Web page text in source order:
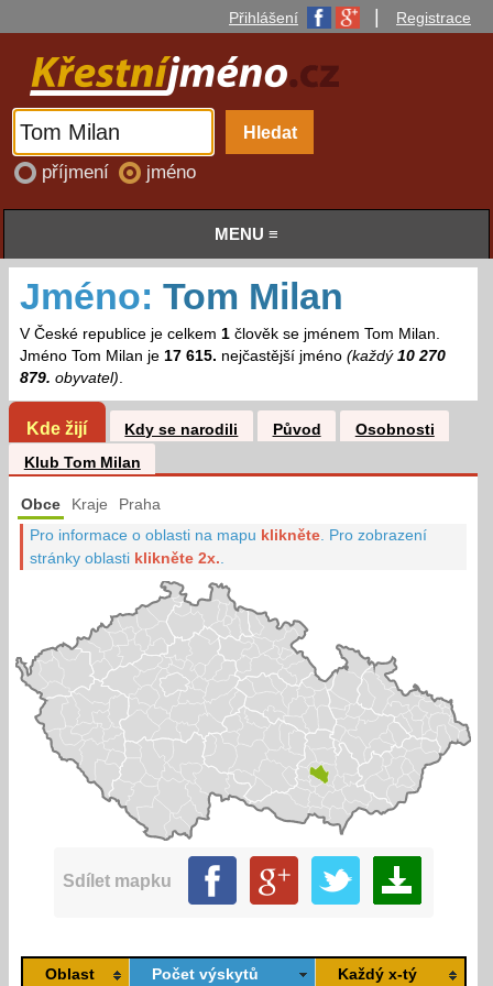
Přihlášení Registrace
příjmení jméno
MENU ≡
Jméno: Tom Milan
V České republice je celkem 1člověk se jménem Tom Milan.
Jméno Tom Milan je 17 615. nejčastější jméno (každý 10 270
879. obyvatel).
Kde žijí Kdy se narodili Původ
Osobnosti
Klub Tom Milan
Obce Kraje Praha
Pro informace o oblasti na mapu klikněte Pro zobrazení
stránky oblasti klikněte 2x.
Sdílet mapku
Oblast Počet výskytů Každý x-tý